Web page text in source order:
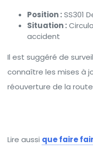
Position :SS301
Situation :
accident
Il est suggéré de
connaître les mises à
réouverture de la
Lire aussi que faire